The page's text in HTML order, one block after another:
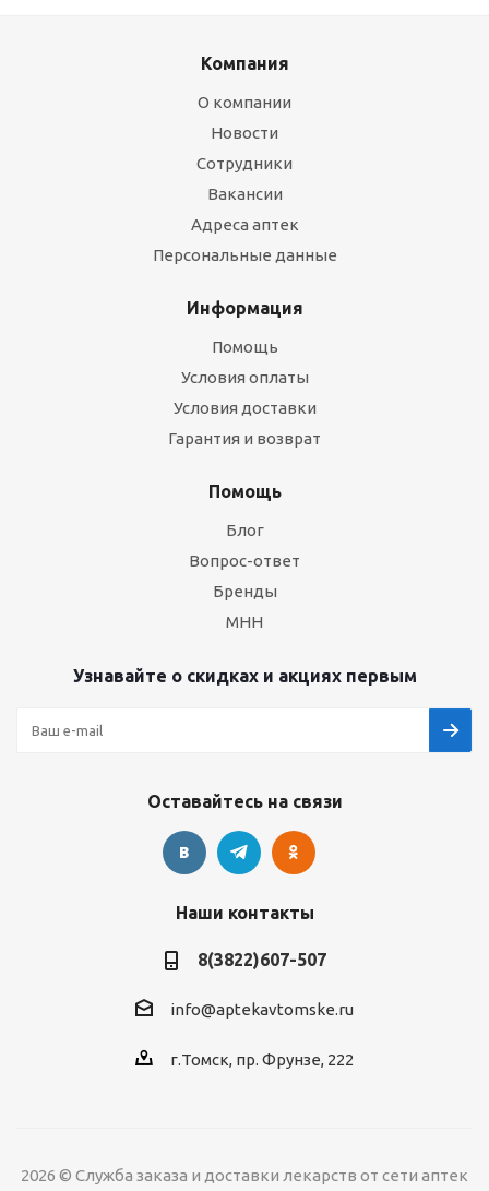
Компания
О компании
Новости
Сотрудники
Вакансии
Адреса аптек
Персональные данные
Информация
Помощь
Условия оплаты
Условия доставки
Гарантия и возврат
Помощь
Блог
Вопрос-ответ
Бренды
МНН
Узнавайте о скидках и акциях первым
Оставайтесь на связи
Наши контакты
8(3822)607-507
info@aptekavtomske.ru
г.Томск, пр. Фрунзе, 222
2026 © Служба заказа и доставки лекарств от сети аптек
УЗНАВАЙТЕ ОБ